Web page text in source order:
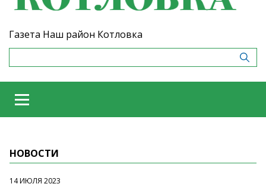
Газета Наш район Котловка
НОВОСТИ
14 ИЮЛЯ 2023